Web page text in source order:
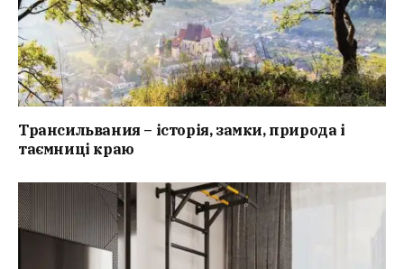
Трансильвания – історія, замки, природа і
таємниці краю